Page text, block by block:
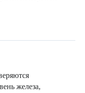
железа,